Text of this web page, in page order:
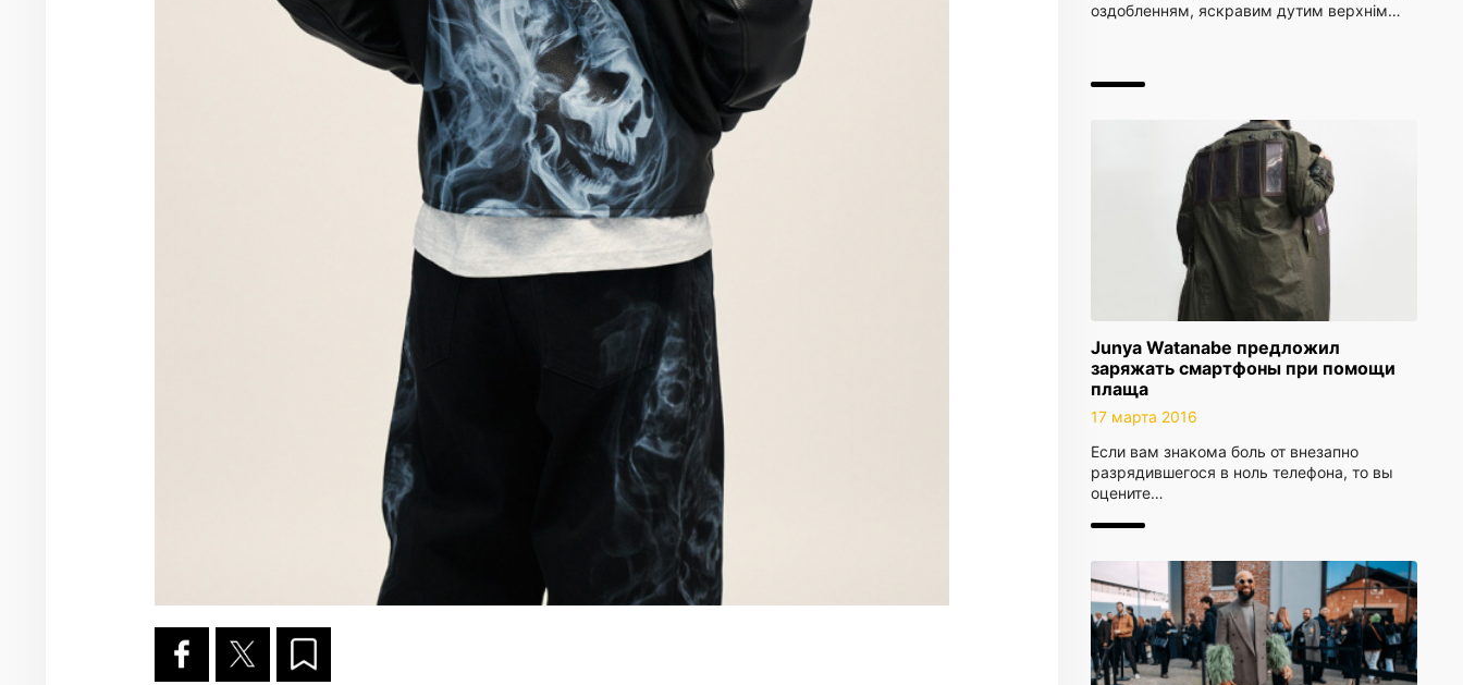
оздобленням, яскравим дутим верхнім…
Junya Watanabe предложил
заряжать смартфоны при помощи
плаща
17 марта 2016
Если вам знакома боль от внезапно
разрядившегося в ноль телефона, то вы
оцените…